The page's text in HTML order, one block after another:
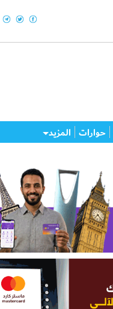
حوارات المزيد